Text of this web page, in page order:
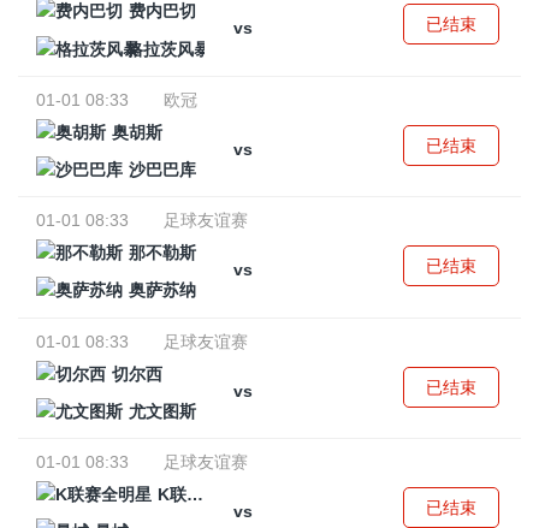
费内巴切
vs
格拉茨风暴
已结束
01-01 08:33
欧冠
奥胡斯
vs
沙巴巴库
已结束
01-01 08:33
足球友谊赛
那不勒斯
vs
奥萨苏纳
已结束
01-01 08:33
足球友谊赛
切尔西
vs
尤文图斯
已结束
01-01 08:33
足球友谊赛
K联赛全明星
vs
已结束